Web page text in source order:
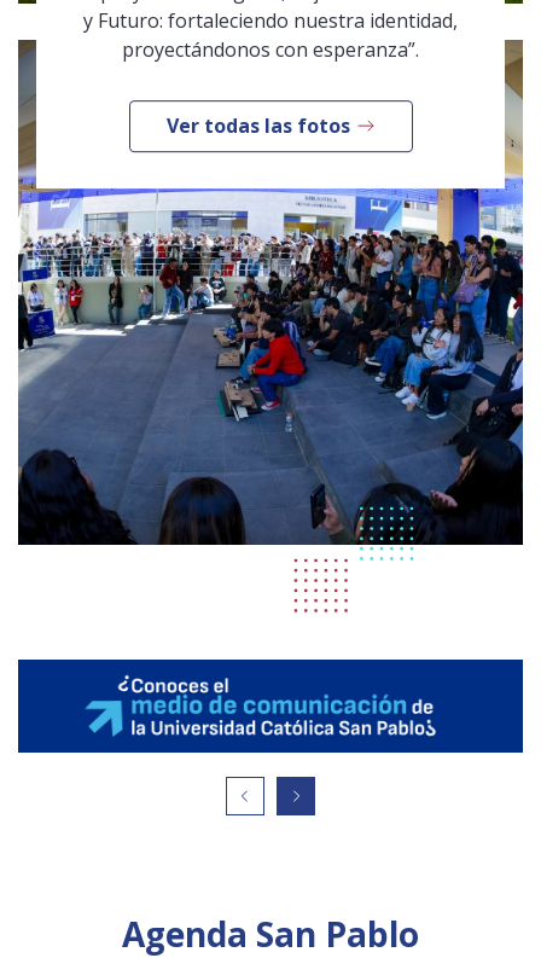
y Futuro: fortaleciendo nuestra identidad,
proyectándonos con esperanza”.
Ver todas las fotos
Agenda San Pablo